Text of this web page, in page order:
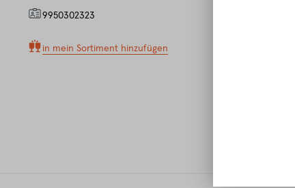
9950302323
in mein Sortiment hinzufügen